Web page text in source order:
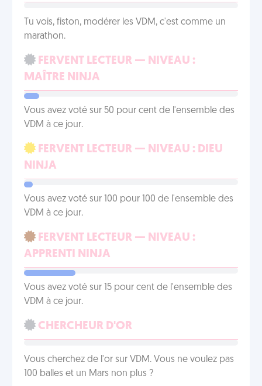
Tu vois, fiston, modérer les VDM, c'est comme un
marathon.
FERVENT LECTEUR — NIVEAU :
MAÎTRE NINJA
Vous avez voté sur 50 pour cent de l'ensemble des
VDM à ce jour.
FERVENT LECTEUR — NIVEAU : DIEU
NINJA
Vous avez voté sur 100 pour 100 de l'ensemble des
VDM à ce jour.
FERVENT LECTEUR — NIVEAU :
APPRENTI NINJA
Vous avez voté sur 15 pour cent de l'ensemble des
VDM à ce jour.
CHERCHEUR D'OR
Vous cherchez de l'or sur VDM. Vous ne voulez pas
100 balles et un Mars non plus ?